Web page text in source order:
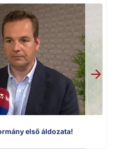
első áldozata!